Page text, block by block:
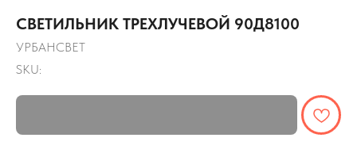
СВЕТИЛЬНИК ТРЕХЛУЧЕВОЙ 90Д8100
УРБАНСВЕТ
SKU: